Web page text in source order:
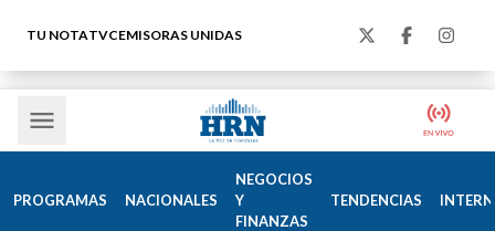
TU NOTATVCEMISORAS UNIDAS
PROGRAMAS NACIONALES
NEGOCIOS
Y
FINANZAS
TENDENCIAS